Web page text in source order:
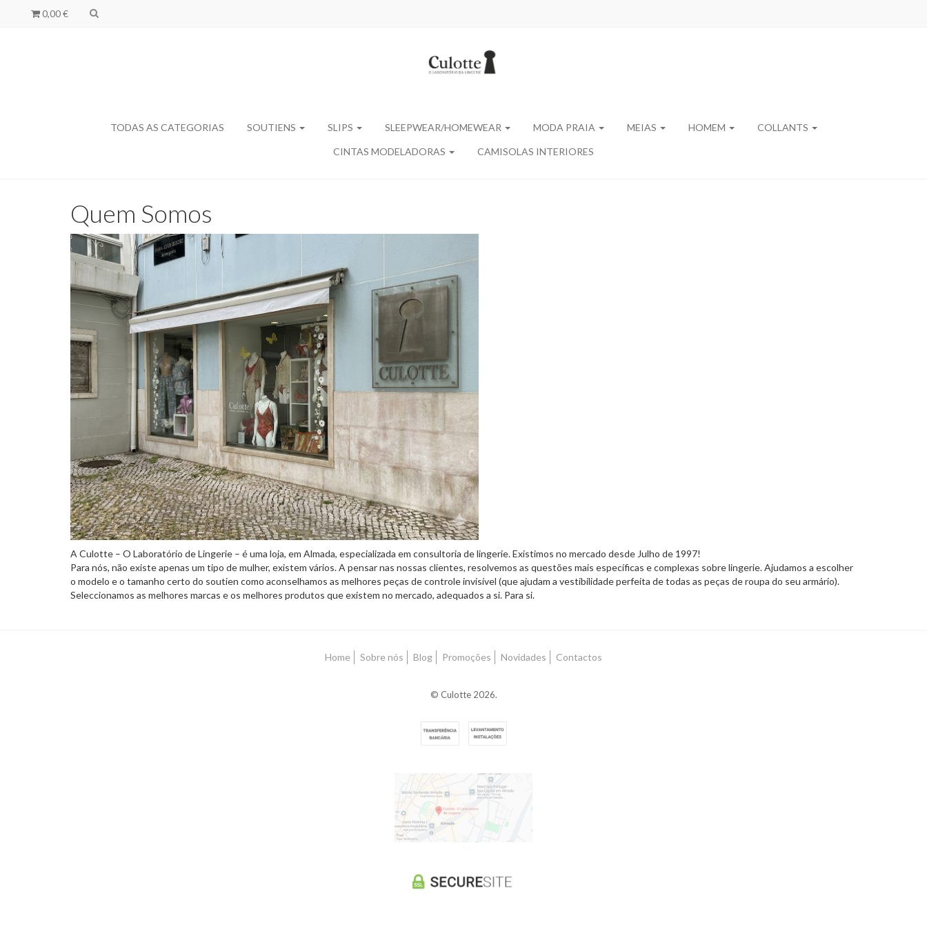
0,00 €
TODAS AS CATEGORIAS SOUTIENS SLIPS SLEEPWEAR/HOMEWEAR MODA PRAIA MEIAS HOMEM COLLANTS
CINTAS MODELADORAS CAMISOLAS INTERIORES
Quem Somos
Quem
Somos
A Culotte – O Laboratório de Lingerie – é uma loja, em Almada, especializada em consultoria de lingerie. Existimos no mercado desde Julho de 1997!
Para nós, não existe apenas um tipo de mulher, existem vários. A pensar nas nossas clientes, resolvemos as questões mais específicas e complexas sobre lingerie. Ajudamos a escolher
o modelo e o tamanho certo do soutien como aconselhamos as melhores peças de controle invisível (que ajudam a vestibilidade perfeita de todas as peças de roupa do seu armário).
Seleccionamos as melhores marcas e os melhores produtos que existem no mercado, adequados a si. Para si.
Home Sobre nós Blog Promoções Novidades Contactos
© Culotte 2026.